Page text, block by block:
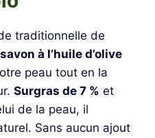
traditionnelle de
savon à l’huile d’olive
peau tout en la
Surgras de 7 % et
de la peau, il
Sans aucun ajout